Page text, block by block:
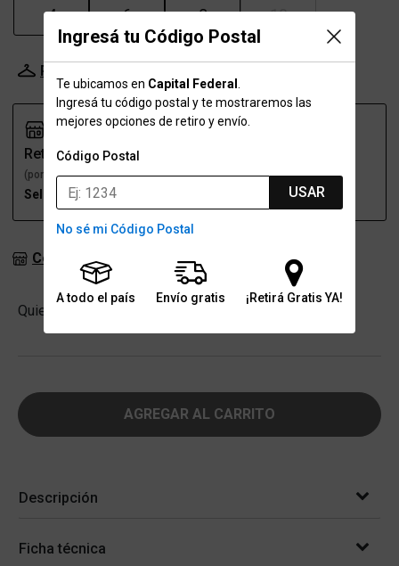
Ingresá tu Código Postal
Te ubicamos en Capital Federal
Ingresá tu código postal y te mostraremos las
mejores opciones de retiro y envío.
Código Postal
USAR
No sé mi Código Postal
A todo el país Envío gratis ¡Retirá Gratis YA!
4 6 8 10
Probador Virtual
Retiro
(por una sucursal)
Seleccioná talle
(a domicilio)
Seleccioná talle
Consultar stock en sucursales
Quiero Cantidad
AGREGAR AL CARRITO
Descripción
Ficha técnica